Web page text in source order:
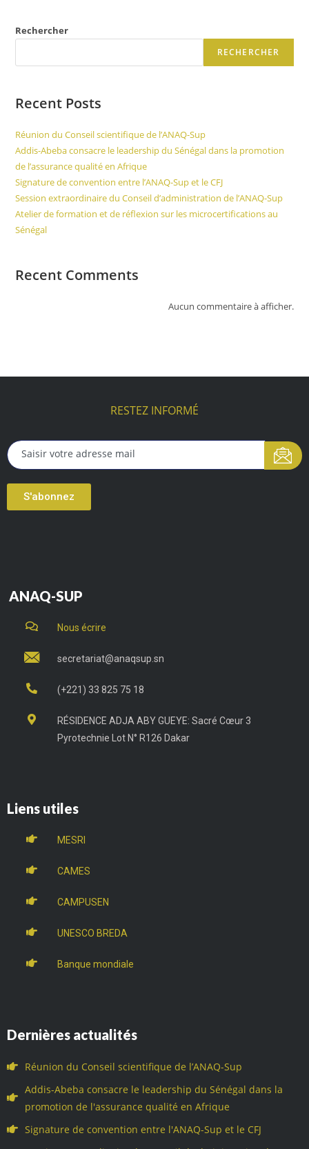
Rechercher
RECHERCHER
Recent Posts
Réunion du Conseil scientifique de l’ANAQ-Sup
Addis-Abeba consacre le leadership du Sénégal dans la promotion
de l’assurance qualité en Afrique
Signature de convention entre l’ANAQ-Sup et le CFJ
Session extraordinaire du Conseil d’administration de l’ANAQ-Sup
Atelier de formation et de réflexion sur les microcertifications au
Sénégal
Recent Comments
Aucun commentaire à afficher.
RESTEZ INFORMÉ
S'abonnez
ANAQ-SUP
Nous écrire
secretariat@anaqsup.sn
(+221) 33 825 75 18
RÉSIDENCE ADJA ABY GUEYE: Sacré Cœur 3
Pyrotechnie Lot N° R126 Dakar
Liens utiles
MESRI
CAMES
CAMPUSEN
UNESCO BREDA
Banque mondiale
Dernières actualités
Réunion du Conseil scientifique de l’ANAQ-Sup
Addis-Abeba consacre le leadership du Sénégal dans la
promotion de l'assurance qualité en Afrique
Signature de convention entre l'ANAQ-Sup et le CFJ